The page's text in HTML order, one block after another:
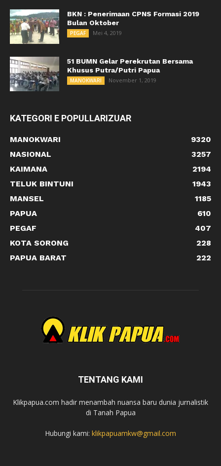
BKN : Penerimaan CPNS Formasi 2019
Bulan Oktober
PEGAF Mei 4, 2019
51 BUMN Gelar Perekrutan Bersama
Khusus Putra/Putri Papua
MANOKWARI November 1, 2019
KATEGORI E POPULLARIZUAR
MANOKWARI
9320
NASIONAL
3257
KAIMANA
2194
TELUK BINTUNI
1943
MANSEL
1185
PAPUA
610
PEGAF
407
KOTA SORONG
228
PAPUA BARAT
222
TENTANG KAMI
Klikpapua.com hadir menambah nuansa baru dunia jurnalistik
di Tanah Papua
Hubungi kami: klikpapuamkw@gmail.com